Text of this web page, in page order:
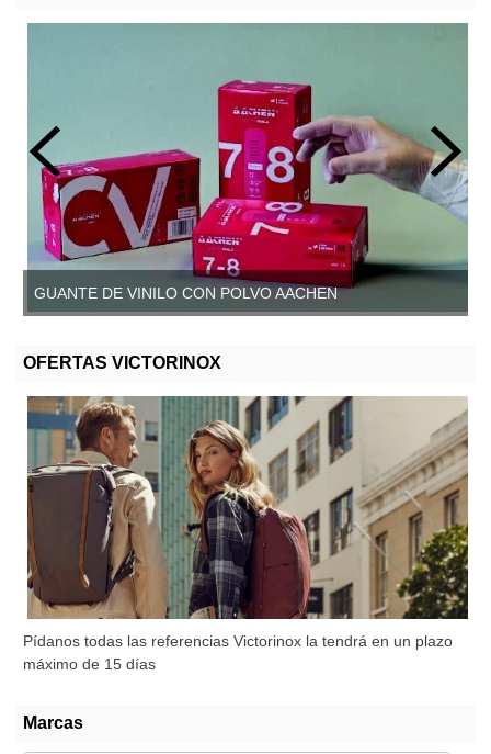
GUANTE DE VINILO CON POLVO AACHEN
GUANTE DE VINILO SIN POLVO, AACHEN
OFERTAS VICTORINOX
Pídanos todas las referencias Victorinox la tendrá en un plazo
máximo de 15 días
Marcas